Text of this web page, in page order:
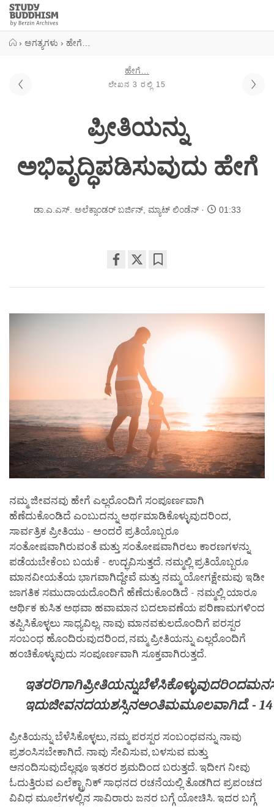
Close
Study
Buddhism
› ಅಗತ್ಯಗಳು › ಹೇಗೆ…
ಹೇಗೆ…
ಲೇಖನ 3 ರಲ್ಲಿ 15
ಪ್ರೀತಿಯನ್ನು
ಅಭಿವೃದ್ಧಿಪಡಿಸುವುದು ಹೇಗೆ
ಡಾ.ಎ.ಎಸ್. ಅಲೆಕ್ಸಾಂಡರ್ ಬರ್ಜಿನ್, ಮ್ಯಾಟ್ ಲಿಂಡೆನ್ 01:33
on
ನಮ್ಮ ಜೀವನವು ಹೇಗೆ ಎಲ್ಲರೊಂದಿಗೆ ಸಂಪೂರ್ಣವಾಗಿ
ಹೆಣೆದುಕೊಂಡಿದೆ ಎಂಬುದನ್ನು ಅರ್ಥಮಾಡಿಕೊಳ್ಳುವುದರಿಂದ,
ಸಾರ್ವತ್ರಿಕ ಪ್ರೀತಿಯು - ಅಂದರೆ ಪ್ರತಿಯೊಬ್ಬರೂ
ಸಂತೋಷವಾಗಿರುವಂತೆ ಮತ್ತು ಸಂತೋಷವಾಗಿರಲು ಕಾರಣಗಳನ್ನು
ಪಡೆಯಬೇಕೆಂಬ ಬಯಕೆ - ಉದ್ಭವಿಸುತ್ತದೆ. ನಮ್ಮಲ್ಲಿ ಪ್ರತಿಯೊಬ್ಬರೂ
ಮಾನವೀಯತೆಯ ಭಾಗವಾಗಿದ್ದೇವೆ ಮತ್ತು ನಮ್ಮ ಯೋಗಕ್ಷೇಮವು ಇಡೀ
ಜಾಗತಿಕ ಸಮುದಾಯದೊಂದಿಗೆ ಹೆಣೆದುಕೊಂಡಿದೆ - ನಮ್ಮಲ್ಲಿ ಯಾರೂ
ಆರ್ಥಿಕ ಕುಸಿತ ಅಥವಾ ಹವಾಮಾನ ಬದಲಾವಣೆಯ ಪರಿಣಾಮಗಳಿಂದ
ತಪ್ಪಿಸಿಕೊಳ್ಳಲು ಸಾಧ್ಯವಿಲ್ಲ. ನಾವು ಮಾನವಕುಲದೊಂದಿಗೆ ಪರಸ್ಪರ
ಸಂಬಂಧ ಹೊಂದಿರುವುದರಿಂದ, ನಮ್ಮ ಪ್ರೀತಿಯನ್ನು ಎಲ್ಲರೊಂದಿಗೆ
ಹಂಚಿಕೊಳ್ಳುವುದು ಸಂಪೂರ್ಣವಾಗಿ ಸೂಕ್ತವಾಗಿರುತ್ತದೆ.
ಇತರರಿಗಾಗಿಪ್ರೀತಿಯನ್ನುಬೆಳೆಸಿಕೊಳ್ಳುವುದರಿಂದ
ಇದುಜೀವನದಯಶಸ್ಸಿನಅಂತಿಮಮೂಲವಾಗಿದೆ. -
ಪ್ರೀತಿಯನ್ನು ಬೆಳೆಸಿಕೊಳ್ಳಲು, ನಮ್ಮ ಪರಸ್ಪರ ಸಂಬಂಧವನ್ನು ನಾವು
ಪ್ರಶಂಸಿಸಬೇಕಾಗಿದೆ. ನಾವು ಸೇವಿಸುವ, ಬಳಸುವ ಮತ್ತು
ಆನಂದಿಸುವುದೆಲ್ಲವೂ ಇತರರ ಶ್ರಮದಿಂದ ಬರುತ್ತದೆ. ಇದೀಗ ನೀವು
ಓದುತ್ತಿರುವ ಎಲೆಕ್ಟ್ರಾನಿಕ್ ಸಾಧನದ ರಚನೆಯಲ್ಲಿ ತೊಡಗಿದ ಪ್ರಪಂಚದ
ವಿವಿಧ ಮೂಲೆಗಳಲ್ಲಿನ ಸಾವಿರಾರು ಜನರ ಬಗ್ಗೆ ಯೋಚಿಸಿ. ಇದರ ಬಗ್ಗೆ